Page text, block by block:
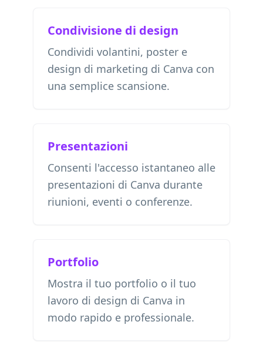
Condivisione di design
Condividi volantini, poster e
design di marketing di Canva con
una semplice scansione.
Presentazioni
Consenti l'accesso istantaneo alle
presentazioni di Canva durante
riunioni, eventi o conferenze.
Portfolio
Mostra il tuo portfolio o il tuo
lavoro di design di Canva in
modo rapido e professionale.